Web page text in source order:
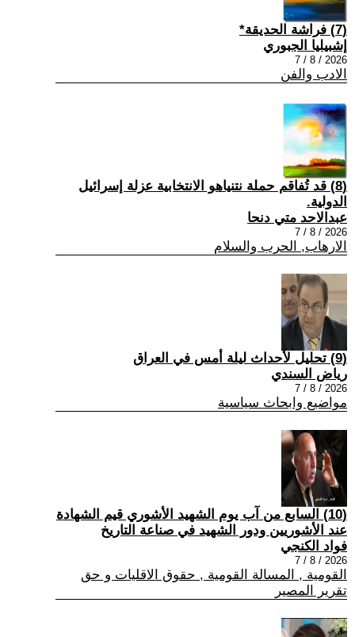
(7) فراشة الحديقة*
إشبيليا الجبوري
2026 / 8 / 7
الادب والفن
(8) قد تُفاقم حملة نتنياهو الانتخابية عزلة إسرائيل
الدولية.
عبدالاحد متي دنحا
2026 / 8 / 7
الارهاب, الحرب والسلام
(9) تحليل لأحداث ليلة أمس في العراق
رياض السندي
2026 / 8 / 7
مواضيع وابحاث سياسية
(10) السابع من آب يوم الشهيد الأشوري قيم الشهادة
عند الأشوريين ودور الشهيد في صناعة التاريخ
فواد الكنجي
2026 / 8 / 7
القومية , المسالة القومية , حقوق الاقليات و حق
تقرير المصير